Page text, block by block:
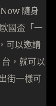
隨身
國盃「一
可以邀請
，就可以
街一樣可